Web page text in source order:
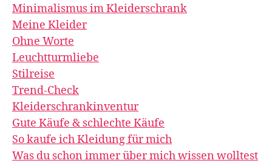
Minimalismus im Kleiderschrank
Meine Kleider
Ohne Worte
Leuchtturmliebe
Stilreise
Trend-Check
Kleiderschrankinventur
Gute Käufe & schlechte Käufe
So kaufe ich Kleidung für mich
Was du schon immer über mich wissen wolltest